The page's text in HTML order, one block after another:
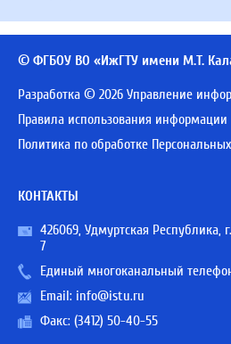
© ФГБОУ ВО «ИжГТУ имени М.Т.
Разработка © 2026 Управление
Правила использования информации
Политика по обработке
КОНТАКТЫ
426069, Удмуртская Республика,
7
Единый многоканальный
Email: info@istu.ru
Факс: (3412) 50-40-55